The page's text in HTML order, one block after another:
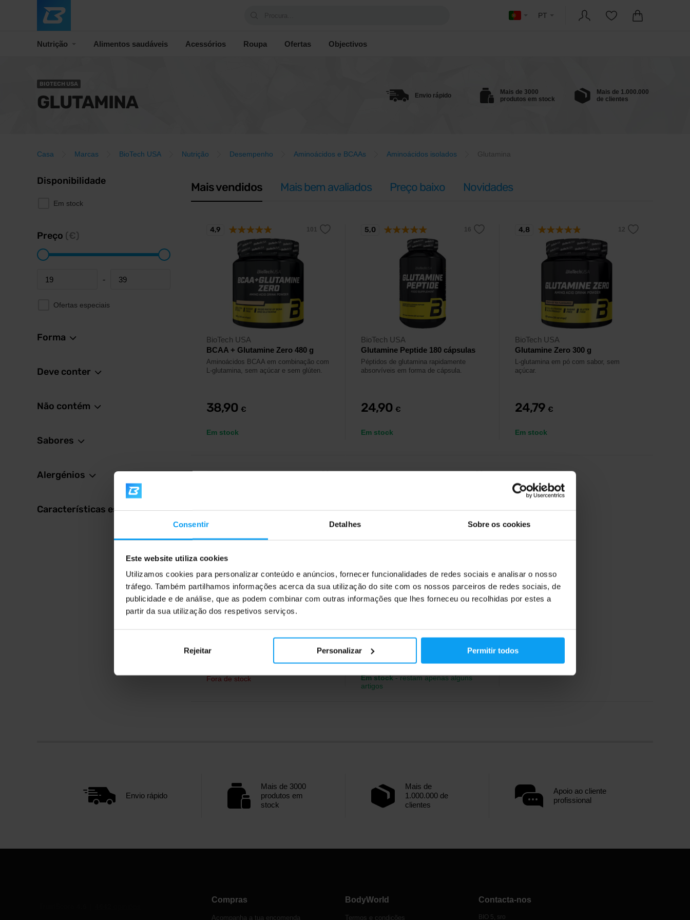
Consentir Detalhes Sobre os cookies
Este website utiliza cookies
Utilizamos cookies para personalizar conteúdo e anúncios, fornecer funcionalidades de redes sociais e analisar o nosso
tráfego. Também partilhamos informações acerca da sua utilização do site com os nossos parceiros de redes sociais, de
publicidade e de análise, que as podem combinar com outras informações que lhes forneceu ou recolhidas por estes a
partir da sua utilização dos respetivos serviços.
Rejeitar Personalizar Permitir todos
PT
Nutrição Alimentos saudáveis Acessórios Roupa Ofertas Objectivos
BIOTECH USA
GLUTAMINA Envio rápido
Mais de 3000
produtos em stock
Mais de 1.000.000
de clientes
Casa Marcas BioTech USA Nutrição Desempenho Aminoácidos e BCAAs Aminoácidos isolados Glutamina
Disponibilidade
Em stock
Preço (€)
Minimum price -
Maximum price
Ofertas especiais
Forma
Deve conter
Não contém
Sabores
Alergénios
Características especiais
Mais vendidos Mais bem avaliados Preço baixo Novidades
BioTech USA
BCAA + Glutamine Zero 480 g
Aminoácidos BCAA em combinação com
L-glutamina, sem açúcar e sem glúten.
38,90 €
Em stock
4,9
BioTech USA
Glutamine Peptide 180 cápsulas
Péptidos de glutamina rapidamente
absorvíveis em forma de cápsula.
24,90 €
Em stock
5,0
BioTech USA
Glutamine Zero 300 g
L-glutamina em pó com sabor, sem
açúcar.
24,79 €
Em stock
4,8
BioTech USA
100% L-Glutamine 240 g
L-glutamina em pó 100% pura.
19,50
Fora de stock
BioTech USA
100% L-Glutamine 500 g
29,90
Em stock- restam apenas alguns
artigos
Envio rápido
Mais de 3000
produtos em
stock
Mais de
1.000.000 de
clientes
Apoio ao cliente
profissional
Compras
Acompanha a tua encomenda
BodyWorld
Termos e condições
Contacta-nos
BIO 5, sro